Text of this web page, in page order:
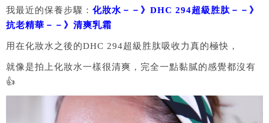
我最近的保養步驟： 化妝水－－》DHC 294超級胜肽－－》
抗老精華－－》清爽乳霜
用在化妝水之後的DHC 294超級胜肽吸收力真的極快，
就像是拍上化妝水一樣很清爽，完全一點黏膩的感覺都沒有
👍